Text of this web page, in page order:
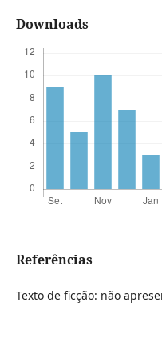
Downloads
Referências
Texto de ficção: não